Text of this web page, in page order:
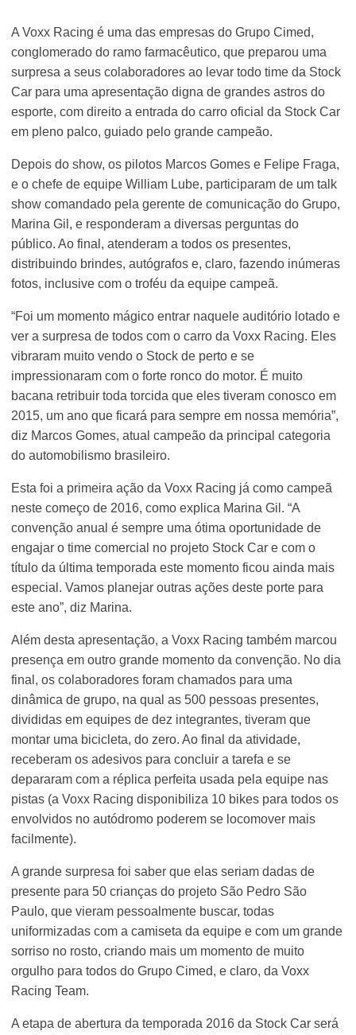
A Voxx Racing é uma das empresas do Grupo Cimed,
conglomerado do ramo farmacêutico, que preparou uma
surpresa a seus colaboradores ao levar todo time da Stock
Car para uma apresentação digna de grandes astros do
esporte, com direito a entrada do carro oficial da Stock Car
em pleno palco, guiado pelo grande campeão.
Depois do show, os pilotos Marcos Gomes e Felipe Fraga,
e o chefe de equipe William Lube, participaram de um talk
show comandado pela gerente de comunicação do Grupo,
Marina Gil, e responderam a diversas perguntas do
público. Ao final, atenderam a todos os presentes,
distribuindo brindes, autógrafos e, claro, fazendo inúmeras
fotos, inclusive com o troféu da equipe campeã.
“Foi um momento mágico entrar naquele auditório lotado e
ver a surpresa de todos com o carro da Voxx Racing. Eles
vibraram muito vendo o Stock de perto e se
impressionaram com o forte ronco do motor. É muito
bacana retribuir toda torcida que eles tiveram conosco em
2015, um ano que ficará para sempre em nossa memória”,
diz Marcos Gomes, atual campeão da principal categoria
do automobilismo brasileiro.
Esta foi a primeira ação da Voxx Racing já como campeã
neste começo de 2016, como explica Marina Gil. “A
convenção anual é sempre uma ótima oportunidade de
engajar o time comercial no projeto Stock Car e com o
título da última temporada este momento ficou ainda mais
especial. Vamos planejar outras ações deste porte para
este ano”, diz Marina.
Além desta apresentação, a Voxx Racing também marcou
presença em outro grande momento da convenção. No dia
final, os colaboradores foram chamados para uma
dinâmica de grupo, na qual as 500 pessoas presentes,
divididas em equipes de dez integrantes, tiveram que
montar uma bicicleta, do zero. Ao final da atividade,
receberam os adesivos para concluir a tarefa e se
depararam com a réplica perfeita usada pela equipe nas
pistas (a Voxx Racing disponibiliza 10 bikes para todos os
envolvidos no autódromo poderem se locomover mais
facilmente).
A grande surpresa foi saber que elas seriam dadas de
presente para 50 crianças do projeto São Pedro São
Paulo, que vieram pessoalmente buscar, todas
uniformizadas com a camiseta da equipe e com um grande
sorriso no rosto, criando mais um momento de muito
orgulho para todos do Grupo Cimed, e claro, da Voxx
Racing Team.
A etapa de abertura da temporada 2016 da Stock Car será